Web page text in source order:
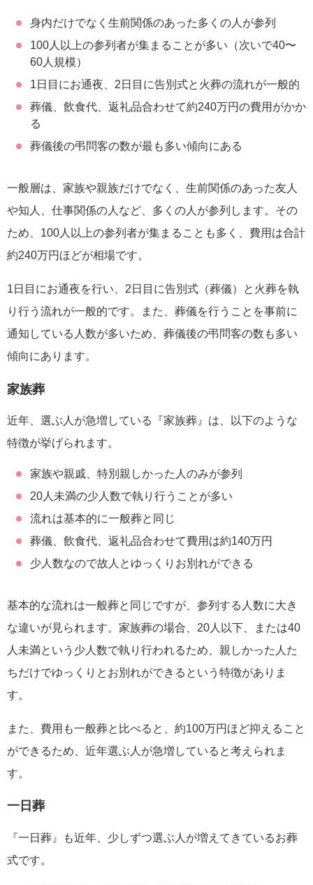
身内だけでなく生前関係のあった多くの人が参列
100人以上の参列者が集まることが多い（次いで40〜
60人規模）
1日目にお通夜、2日目に告別式と火葬の流れが一般的
葬儀、飲食代、返礼品合わせて約240万円の費用がかか
る
葬儀後の弔問客の数が最も多い傾向にある
一般層は、家族や親族だけでなく、生前関係のあった友人
や知人、仕事関係の人など、多くの人が参列します。その
ため、100人以上の参列者が集まることも多く、費用は合計
約240万円ほどが相場です。
1日目にお通夜を行い、2日目に告別式（葬儀）と火葬を執
り行う流れが一般的です。また、葬儀を行うことを事前に
通知している人数が多いため、葬儀後の弔問客の数も多い
傾向にあります。
家族葬
近年、選ぶ人が急増している『家族葬』は、以下のような
特徴が挙げられます。
家族や親戚、特別親しかった人のみが参列
20人未満の少人数で執り行うことが多い
流れは基本的に一般葬と同じ
葬儀、飲食代、返礼品合わせて費用は約140万円
少人数なので故人とゆっくりお別れができる
基本的な流れは一般葬と同じですが、参列する人数に大き
な違いが見られます。家族葬の場合、20人以下、または40
人未満という少人数で執り行われるため、親しかった人た
ちだけでゆっくりとお別れができるという特徴がありま
す。
また、費用も一般葬と比べると、約100万円ほど抑えること
ができるため、近年選ぶ人が急増していると考えられま
す。
一日葬
『一日葬』も近年、少しずつ選ぶ人が増えてきているお葬
式です。